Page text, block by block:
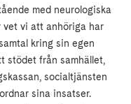
med neurologiska
vet vi att anhöriga har
kring sin egen
stödet från samhället,
socialtjänsten
sina insatser.